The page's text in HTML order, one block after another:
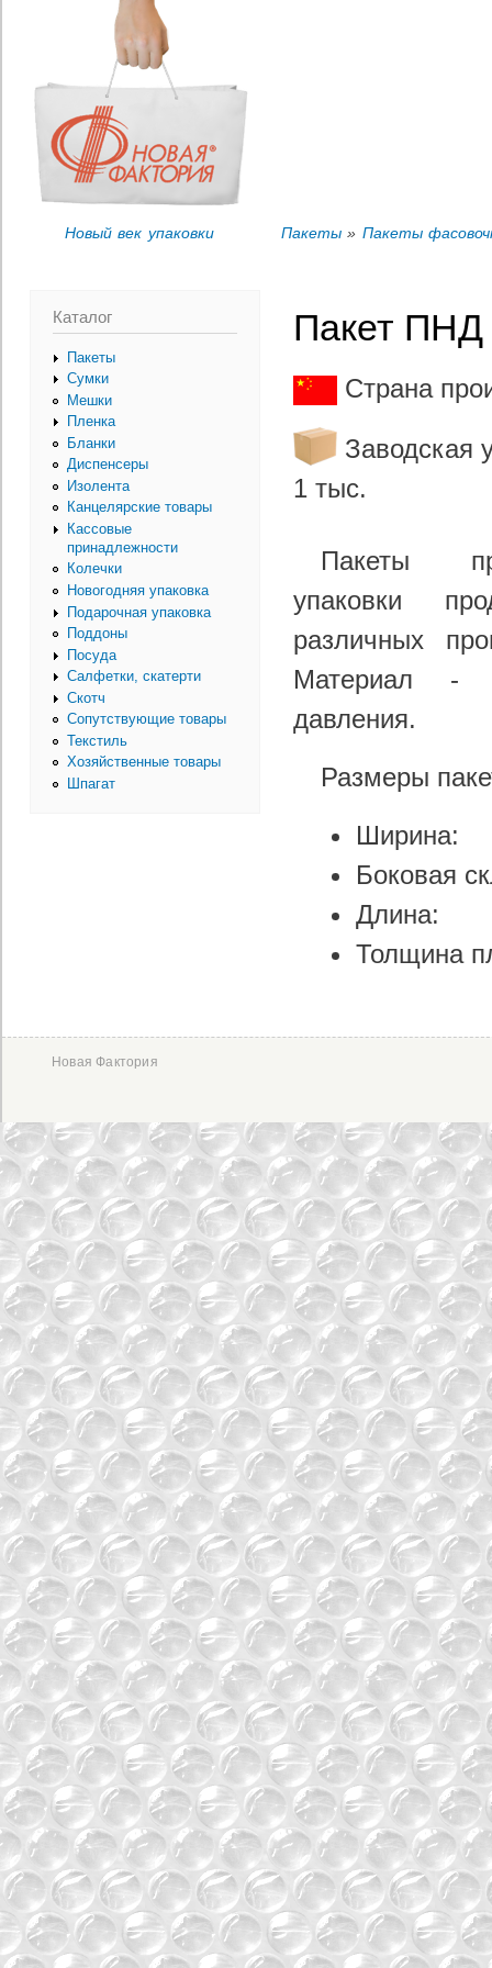
Новый век упаковки Пакеты » Пакеты
Каталог
Пакеты
Сумки
Мешки
Пленка
Бланки
Диспенсеры
Изолента
Канцелярские товары
Кассовые
принадлежности
Колечки
Новогодняя упаковка
Подарочная упаковка
Поддоны
Посуда
Салфетки, скатерти
Скотч
Сопутствующие товары
Текстиль
Хозяйственные товары
Шпагат
Пакет ПНД
Страна
Заводская
1 тыс.
Пакеты
упаковки
различных
Материал -
давления.
Размеры
Боковая
Толщина
Новая Фактория